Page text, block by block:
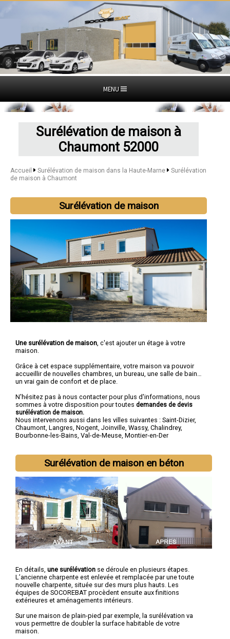
MENU
Surélévation de maison à
Chaumont 52000
Accueil Surélévation de maison dans la Haute-Marne
Surélévation
de maison à Chaumont
Surélévation de maison
Une surélévation de maison , c'est ajouter un étage à votre
maison.
Grâce à cet espace supplémentaire, votre maison va pouvoir
accueillir de nouvelles chambres, un bureau, une salle de bain…
un vrai gain de confort et de place.
N'hésitez pas à nous contacter pour plus d'informations, nous
sommes à votre disposition pour toutes demandes de devis
surélévation de maison.
Nous intervenons aussi dans les villes suivantes : Saint-Dizier,
Chaumont Langres Nogent Joinville Wassy, Chalindrey,
Bourbonne-les-Bains Val-de-Meuse Montier-en-Der
Surélévation de maison en béton
En détails, une surélévation se déroule en plusieurs étapes.
L’ancienne charpente est enlevée et remplacée par une toute
nouvelle charpente, située sur des murs plus hauts. Les
équipes de SOCOREBAT procèdent ensuite aux finitions
extérieures et aménagements intérieurs.
Sur une maison de plain-pied par exemple, la surélévation va
vous permettre de doubler la surface habitable de votre
maison.